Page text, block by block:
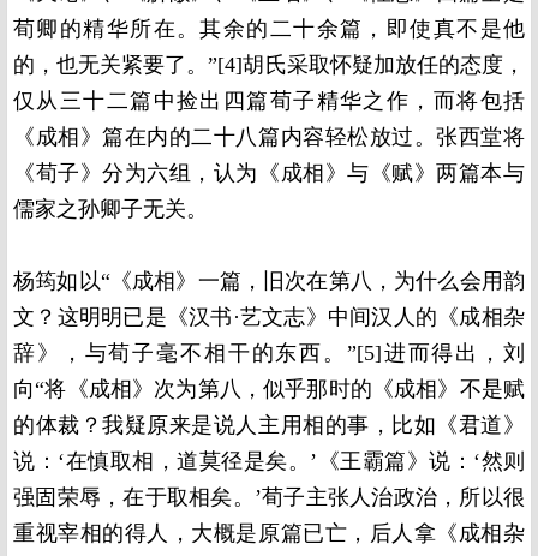
荀卿的精华所在。其余的二十余篇，即使真不是他
的，也无关紧要了。”[4]胡氏采取怀疑加放任的态度，
仅从三十二篇中捡出四篇荀子精华之作，而将包括
《成相》篇在内的二十八篇内容轻松放过。张西堂将
《荀子》分为六组，认为《成相》与《赋》两篇本与
儒家之孙卿子无关。
杨筠如以“《成相》一篇，旧次在第八，为什么会用韵
文？这明明已是《汉书·艺文志》中间汉人的《成相杂
辞》，与荀子毫不相干的东西。”[5]进而得出，刘
向“将《成相》次为第八，似乎那时的《成相》不是赋
的体裁？我疑原来是说人主用相的事，比如《君道》
说：‘在慎取相，道莫径是矣。’《王霸篇》说：‘然则
强固荣辱，在于取相矣。’荀子主张人治政治，所以很
重视宰相的得人，大概是原篇已亡，后人拿《成相杂